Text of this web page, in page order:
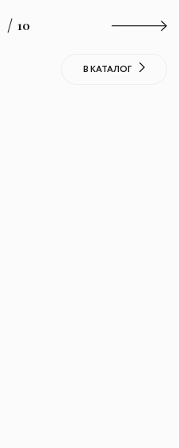
/ 10
В КАТАЛОГ